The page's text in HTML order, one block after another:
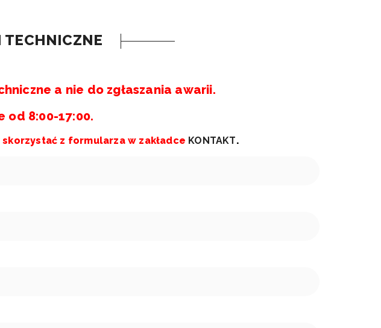
TECHNICZNE
a nie do zgłaszania awarii.
od 8:00-17:00.
z formularza w zakładce KONTAKT.